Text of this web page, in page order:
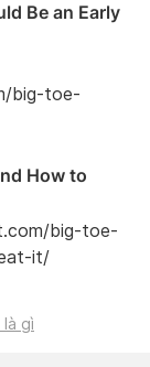
Be an Early
big-toe-
How to
big-toe-
it/
gì